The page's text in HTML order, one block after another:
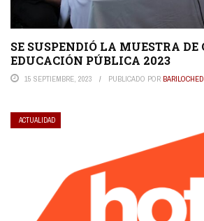
SE SUSPENDIÓ LA MUESTRA DE
EDUCACIÓN PÚBLICA 2023
15 SEPTIEMBRE, 2023 PUBLICADO POR BARILOCHED
ACTUALIDAD